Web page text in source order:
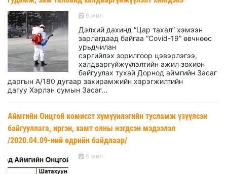
6 жил
Дэлхий дахинд “Цар тахал” хэмээн
зарлагдаад байгаа “Сovid-19” өвчнөөс
урьдчилан
сэргийлэх зорилгоор цэвэрлэгээ,
халдваргүйжүүлэлтийн ажил зохион
байгуулах тухай Дорнод аймгийн Засаг
даргын А/180 дугаар захирамжийн хэрэгжилтийн
дагуу Хэрлэн сумын Засаг...
Аймгийн Онцгой комисст хүмүүнлэгийн тусламж үзүүлсэн
байгууллага, иргэн, хамт олны нэгдсэн мэдээлэл
/2020.04.09-ний өдрийн байдлаар/
6 жил